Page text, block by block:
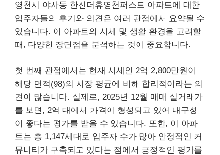
영천시 야사동 한신더휴영천퍼스트 아파트에 대한
입주자들의 후기와 의견은 여러 관점에서 요약될 수
있습니다. 이 아파트의 시세 및 생활 환경을 고려할
때, 다양한 장단점을 분석하는 것이 중요합니다.
첫 번째 관점에서는 현재 시세인 2억 2,800만원이
해당 면적(98)의 시장 평균에 비해 합리적이라는 의
견이 많습니다. 실제로, 2025년 12월 매매 실거래가
를 보면, 2억 대에서 가격이 형성되고 있어 내구성
이 좋다는 평가를 받을 수 있습니다. 또한, 이 아파
트는 총 1,147세대로 입주자 수가 많아 안정적인 커
뮤니티가 구축되고 있다는 점에서 긍정적인 평가를